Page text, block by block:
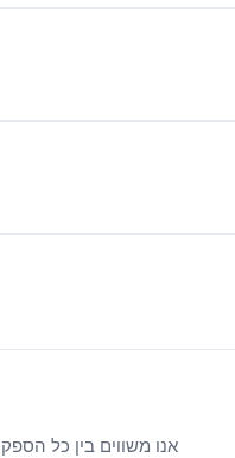
אנו משווים בין כל